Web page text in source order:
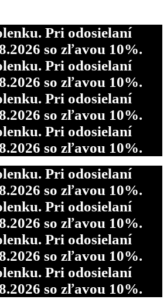
Pri odosielaní
so zľavou 10%.
Pri odosielaní
so zľavou 10%.
Pri odosielaní
so zľavou 10%.
Pri odosielaní
so zľavou 10%.
Pri odosielaní
so zľavou 10%.
Pri odosielaní
so zľavou 10%.
Pri odosielaní
so zľavou 10%.
Pri odosielaní
so zľavou 10%.